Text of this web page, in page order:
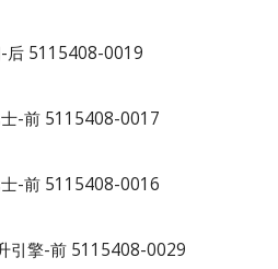
后 5115408-0019
-前 5115408-0017
-前 5115408-0016
引擎-前 5115408-0029